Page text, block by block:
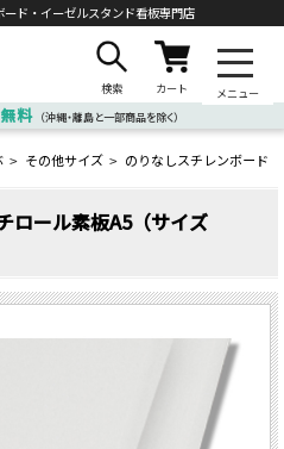
ド・ イーゼルスタンド看板専門店
検索 カート メニュー
料 （沖縄・離島と一部商品を除く）
> その他サイズ > のりなしスチレンボード
ール素板A5（サイズ